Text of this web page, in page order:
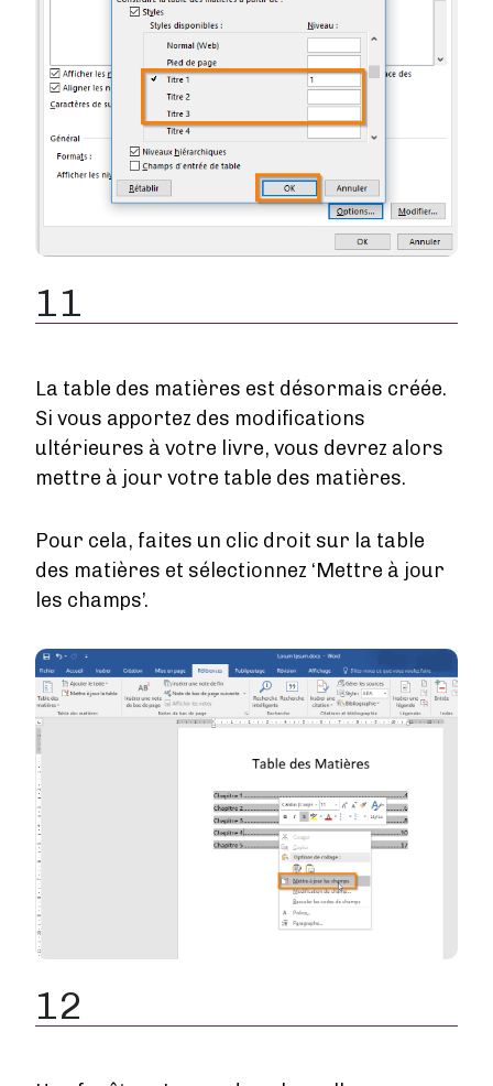
11
La table des matières est désormais créée.
Si vous apportez des modifications
ultérieures à votre livre, vous devrez alors
mettre à jour votre table des matières.
Pour cela, faites un clic droit sur la table
des matières et sélectionnez ‘Mettre à jour
les champs’.
Image
12